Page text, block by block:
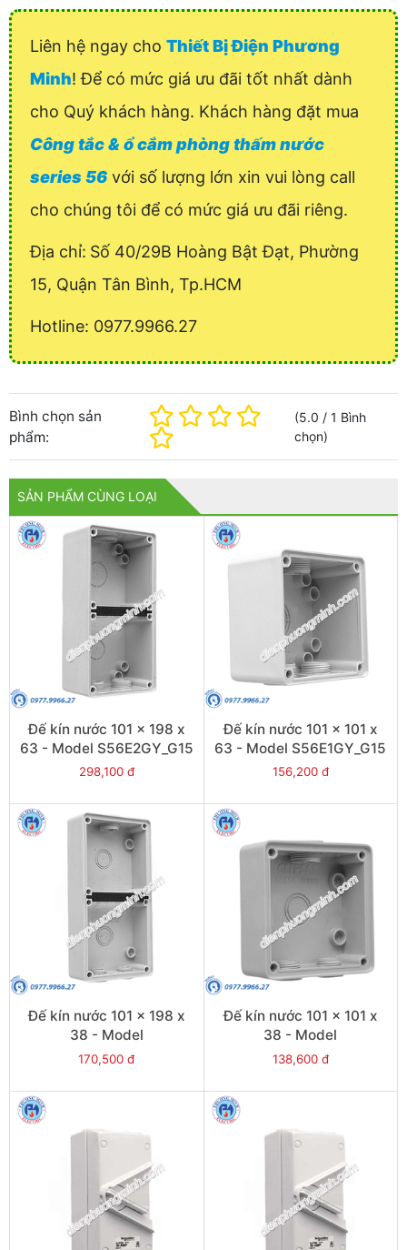
Liên hệ ngay cho Thiết Bị Điện Phương
Minh! Để có mức giá ưu đãi tốt nhất dành
cho Quý khách hàng. Khách hàng đặt mua
Công tắc & ổ cắm phòng thấm nước
series 56 với số lượng lớn xin vui lòng call
cho chúng tôi để có mức giá ưu đãi riêng.
Địa chỉ: Số 40/29B Hoàng Bật Đạt, Phường
15, Quận Tân Bình, Tp.HCM
Hotline: 0977.9966.27
Bình chọn sản
phẩm:
(5.0 /1 Bình
chọn)
SẢN PHẨM CÙNG LOẠI
Đế kín nước 101 x 198 x
63 - Model S56E2GY_G15
298,100 đ
Đế kín nước 101 x 101 x
63 - Model S56E1GY_G15
156,200 đ
Đế kín nước 101 x 198 x
38 - Model
S56ES2GY_G15
170,500 đ
Đế kín nước 101 x 101 x
38 - Model
S56ES1GY_G15
138,600 đ